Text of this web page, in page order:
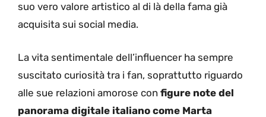
suo vero valore artistico al di là della fama già
acquisita sui social media.
La vita sentimentale dell’influencer ha sempre
suscitato curiosità tra i fan, soprattutto riguardo
alle sue relazioni amorose con figure note del
panorama digitale italiano come Marta